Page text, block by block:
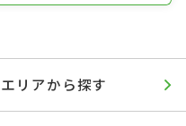
エリアから探す